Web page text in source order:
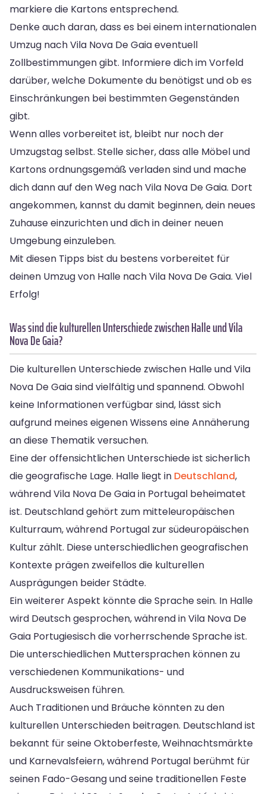
markiere die Kartons entsprechend.
Denke auch daran, dass es bei einem internationalen
Umzug nach Vila Nova De Gaia eventuell
Zollbestimmungen gibt. Informiere dich im Vorfeld
darüber, welche Dokumente du benötigst und ob es
Einschränkungen bei bestimmten Gegenständen
gibt.
Wenn alles vorbereitet ist, bleibt nur noch der
Umzugstag selbst. Stelle sicher, dass alle Möbel und
Kartons ordnungsgemäß verladen sind und mache
dich dann auf den Weg nach Vila Nova De Gaia. Dort
angekommen, kannst du damit beginnen, dein neues
Zuhause einzurichten und dich in deiner neuen
Umgebung einzuleben.
Mit diesen Tipps bist du bestens vorbereitet für
deinen Umzug von Halle nach Vila Nova De Gaia. Viel
Erfolg!
Was sind die kulturellen Unterschiede zwischen Halle und Vila
Nova De Gaia?
Die kulturellen Unterschiede zwischen Halle und Vila
Nova De Gaia sind vielfältig und spannend. Obwohl
keine Informationen verfügbar sind, lässt sich
aufgrund meines eigenen Wissens eine Annäherung
an diese Thematik versuchen.
Eine der offensichtlichen Unterschiede ist sicherlich
die geografische Lage. Halle liegt in Deutschland,
während Vila Nova De Gaia in Portugal beheimatet
ist. Deutschland gehört zum mitteleuropäischen
Kulturraum, während Portugal zur südeuropäischen
Kultur zählt. Diese unterschiedlichen geografischen
Kontexte prägen zweifellos die kulturellen
Ausprägungen beider Städte.
Ein weiterer Aspekt könnte die Sprache sein. In Halle
wird Deutsch gesprochen, während in Vila Nova De
Gaia Portugiesisch die vorherrschende Sprache ist.
Die unterschiedlichen Muttersprachen können zu
verschiedenen Kommunikations- und
Ausdrucksweisen führen.
Auch Traditionen und Bräuche könnten zu den
kulturellen Unterschieden beitragen. Deutschland ist
bekannt für seine Oktoberfeste, Weihnachtsmärkte
und Karnevalsfeiern, während Portugal berühmt für
seinen Fado-Gesang und seine traditionellen Feste